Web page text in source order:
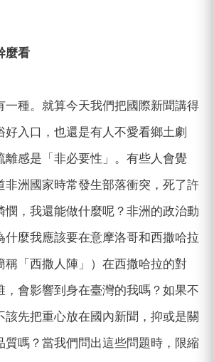
麼看
一種。就算今天我們把國際新聞講得
好入口，也還是有人不愛看鄉土劇
離感是「非必要性」。有些人會覺
非洲國家時常發生部落衝突，死了許
憫，我還能做什麼呢？非洲的政治動
什麼我應該要在意摩洛哥和西撒哈拉
稱「西撒人陣」）在西撒哈拉的對
，會影響到身在臺灣的我嗎？如果不
該先把重心放在國內新聞，抑或是關
質嗎？當我們問出這些問題時，限縮